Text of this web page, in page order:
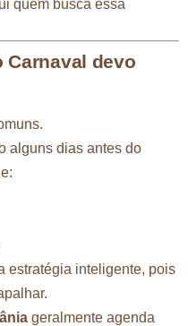
quem busca essa
Carnaval devo
alguns dias antes do
estratégia inteligente, pois
geralmente agenda